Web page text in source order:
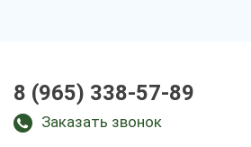
8 (965) 338-57-89
Заказать звонок